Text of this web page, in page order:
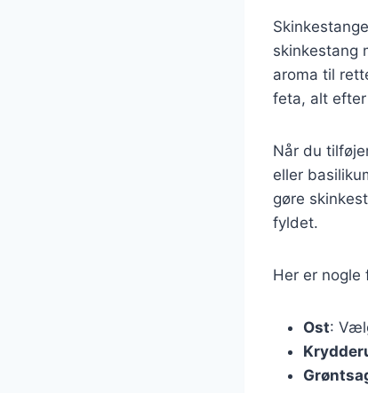
skinkestang
aroma til
feta, alt
Når du
eller
gøre
fyldet.
Her er nogle
Ost: